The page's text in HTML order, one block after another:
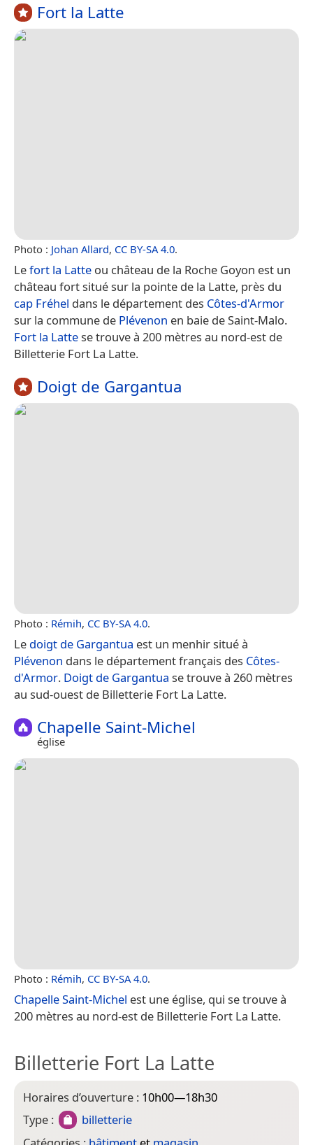
Fort la Latte
Photo : Johan Allard, CC BY-SA 4.0.
Lefort la Latte ou château de la Roche Goyon est un
château fort situé sur la pointe de la Latte, près du
cap Fréhel dans le département des Côtes-d'Armor
sur la commune de Plévenon en baie de Saint-Malo.
Fort la Lattese trouve à 200 mètres au nord-est de
Billetterie Fort La Latte.
Doigt de Gargantua
Photo : Rémih, CC BY-SA 4.0.
Le doigt de Gargantua est un menhir situé à
Plévenon dans le département français des Côtes-
d'Armor. Doigt de Gargantua se trouve à 260 mètres
au sud-ouest de Billetterie Fort La Latte.
Chapelle Saint-Michel
église
Photo : Rémih, CC BY-SA 4.0.
Chapelle Saint-Michel est une église, qui se trouve à
200 mètres au nord-est de Billetterie Fort La Latte.
Billetterie Fort La Latte
Horaires d’ouverture : 10h00—18h30
Type :
billetterie